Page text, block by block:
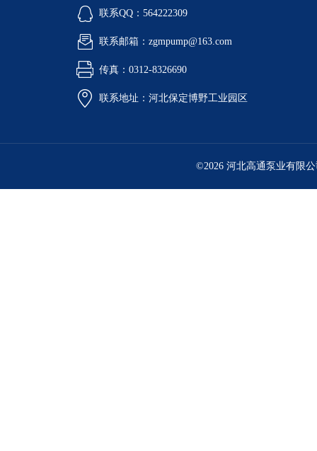
联系QQ：564222309
联系邮箱：zgmpump@163.com
传真：0312-8326690
联系地址：河北保定博野工业园区
©2026 河北高通泵业有限